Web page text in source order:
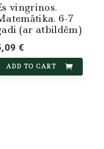
vingrinos.
6-7
(ar atbildēm)
€
ADD TO CART